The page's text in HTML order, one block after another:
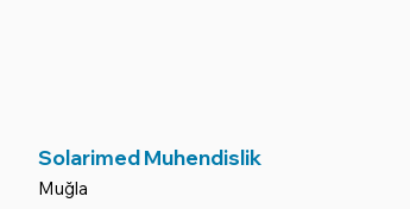
Solarimed Muhendislik
Muğla